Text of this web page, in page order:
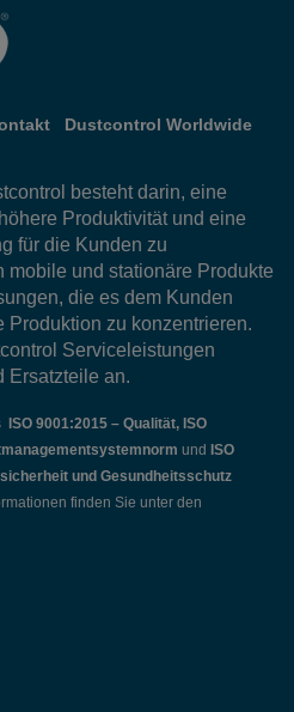
Dustcontrol Worldwide
besteht darin, eine
Produktivität und eine
für die Kunden zu
mobile und stationäre Produkte
die es dem Kunden
Produktion zu konzentrieren.
Serviceleistungen
Ersatzteile an.
ISO 9001:2015 – Qualität, ISO
und ISO
und Gesundheitsschutz
finden Sie unter den